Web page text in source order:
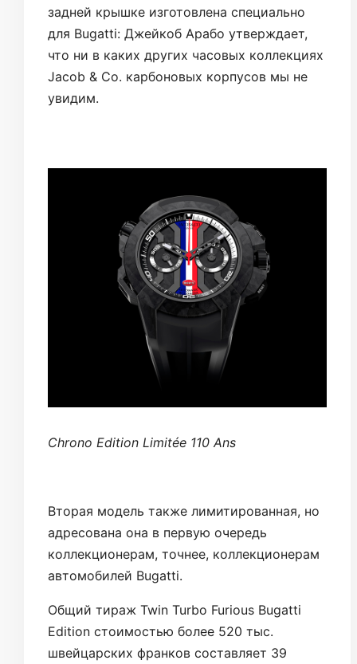
задней крышке изготовлена специально
для Bugatti: Джейкоб Арабо утверждает,
что ни в каких других часовых коллекциях
Jacob & Co. карбоновых корпусов мы не
увидим.
Chrono Edition Limitée 110 Ans
Вторая модель также лимитированная, но
адресована она в первую очередь
коллекционерам, точнее, коллекционерам
автомобилей Bugatti.
Общий тираж Twin Turbo Furious Bugatti
Edition стоимостью более 520 тыс.
швейцарских франков составляет 39